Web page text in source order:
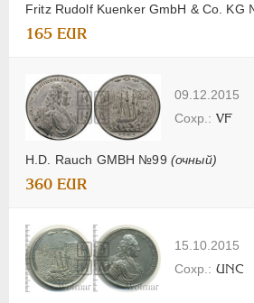
Fritz Rudolf Kuenker GmbH & Co. KG
165 EUR
09.12.2015
H.D. Rauch GMBH №99 (очный)
VF
360 EUR
15.10.2015
UNC